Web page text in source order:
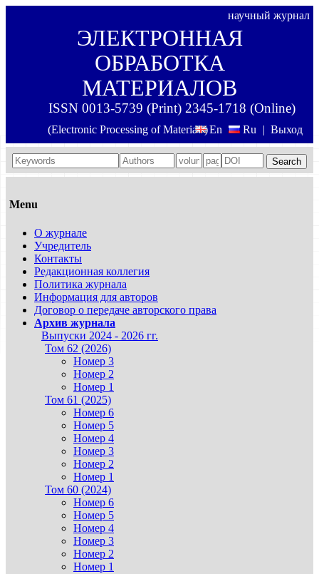
научный журнал
ЭЛЕКТРОННАЯ
ОБРАБОТКА
МАТЕРИАЛОВ
ISSN 0013-5739 (Print) 2345-1718 (Online)
(Electronic Processing of Materials) Выход
En Ru |
Search
Menu
О журнале
Учредитель
Контакты
Редакционная коллегия
Политика журнала
Информация для авторов
Договор о передаче авторского права
Архив журнала
Выпуски 2024 - 2026 гг.
Том 62 (2026)
Номер 3
Номер 2
Номер 1
Том 61 (2025)
Номер 6
Номер 5
Номер 4
Номер 3
Номер 2
Номер 1
Том 60 (2024)
Номер 6
Номер 5
Номер 4
Номер 3
Номер 2
Номер 1